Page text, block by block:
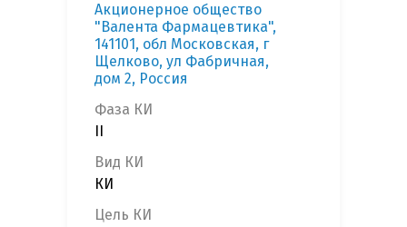
Акционерное общество
"Валента Фармацевтика",
141101, обл Московская, г
Щелково, ул Фабричная,
дом 2, Россия
Фаза КИ
Вид КИ
КИ
Цель КИ